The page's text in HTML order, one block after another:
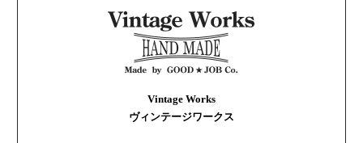
Vintage Works
ヴィンテージワークス